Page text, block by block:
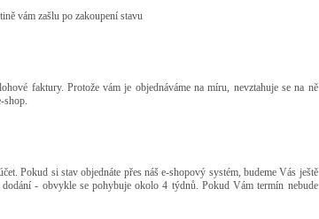
vám zašlu po zakoupení stavu
faktury. Protože vám je objednáváme na míru, nevztahuje se na ně
shop.
Pokud si stav objednáte přes náš e-shopový systém, budeme Vás ještě
- obvykle se pohybuje okolo 4 týdnů. Pokud Vám termín nebude